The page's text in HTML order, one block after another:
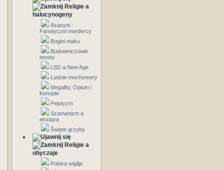
Religie a
halucynogeny
Asasyni -
Fanatyczni mordercy
Bogini maku
Budowniczowie
mostu
LSD a New Age
Ludzie-muchomory
Megality, Opium i
Konopie
Pejotyzm
Szamanizm a
ekstaza
Święte grzyby
Religie a
obyczaje
Polska wigilja